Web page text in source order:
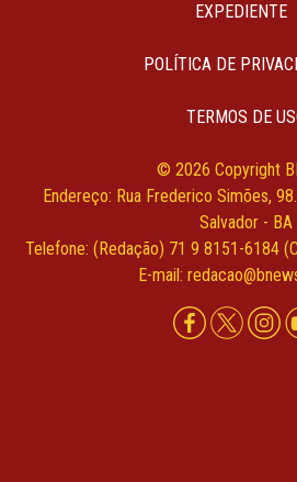
EXPEDIENTE
POLÍTICA DE
TERMOS DE
© 2026 Copyright
Endereço: Rua Frederico Simões,
Salvador - BA
Telefone: (Redação) 71 9 8151-6184
E-mail: